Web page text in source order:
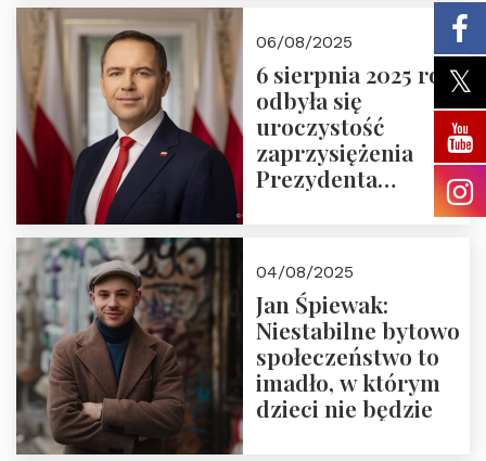
06/08/2025
6 sierpnia 2025 roku
odbyła się
uroczystość
zaprzysiężenia
Prezydenta
Rzeczypospolitej
Nawrockiego
04/08/2025
Jan Śpiewak:
Niestabilne bytowo
społeczeństwo to
imadło, w którym
dzieci nie będzie